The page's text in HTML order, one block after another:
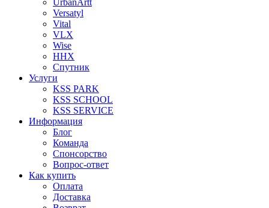
UrbanArtt
Versatyl
Vital
VLX
Wise
ННХ
Спутник
Услуги
KSS PARK
KSS SCHOOL
KSS SERVICE
Информация
Блог
Команда
Спонсорство
Вопрос-ответ
Как купить
Оплата
Доставка